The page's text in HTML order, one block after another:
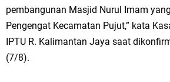
pembangunan Masjid Nurul Imam
Pengengat Kecamatan Pujut,” kata
IPTU R. Kalimantan Jaya saat
(7/8).